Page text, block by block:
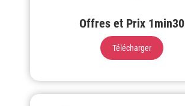
Offres et Prix 1min30
Télécharger